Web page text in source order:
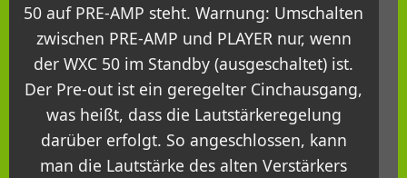
50 auf PRE-AMP steht. Warnung: Umschalten
zwischen PRE-AMP und PLAYER nur, wenn
der WXC 50 im Standby (ausgeschaltet) ist.
Der Pre-out ist ein geregelter Cinchausgang,
was heißt, dass die Lautstärkeregelung
darüber erfolgt. So angeschlossen, kann
man die Lautstärke des alten Verstärkers